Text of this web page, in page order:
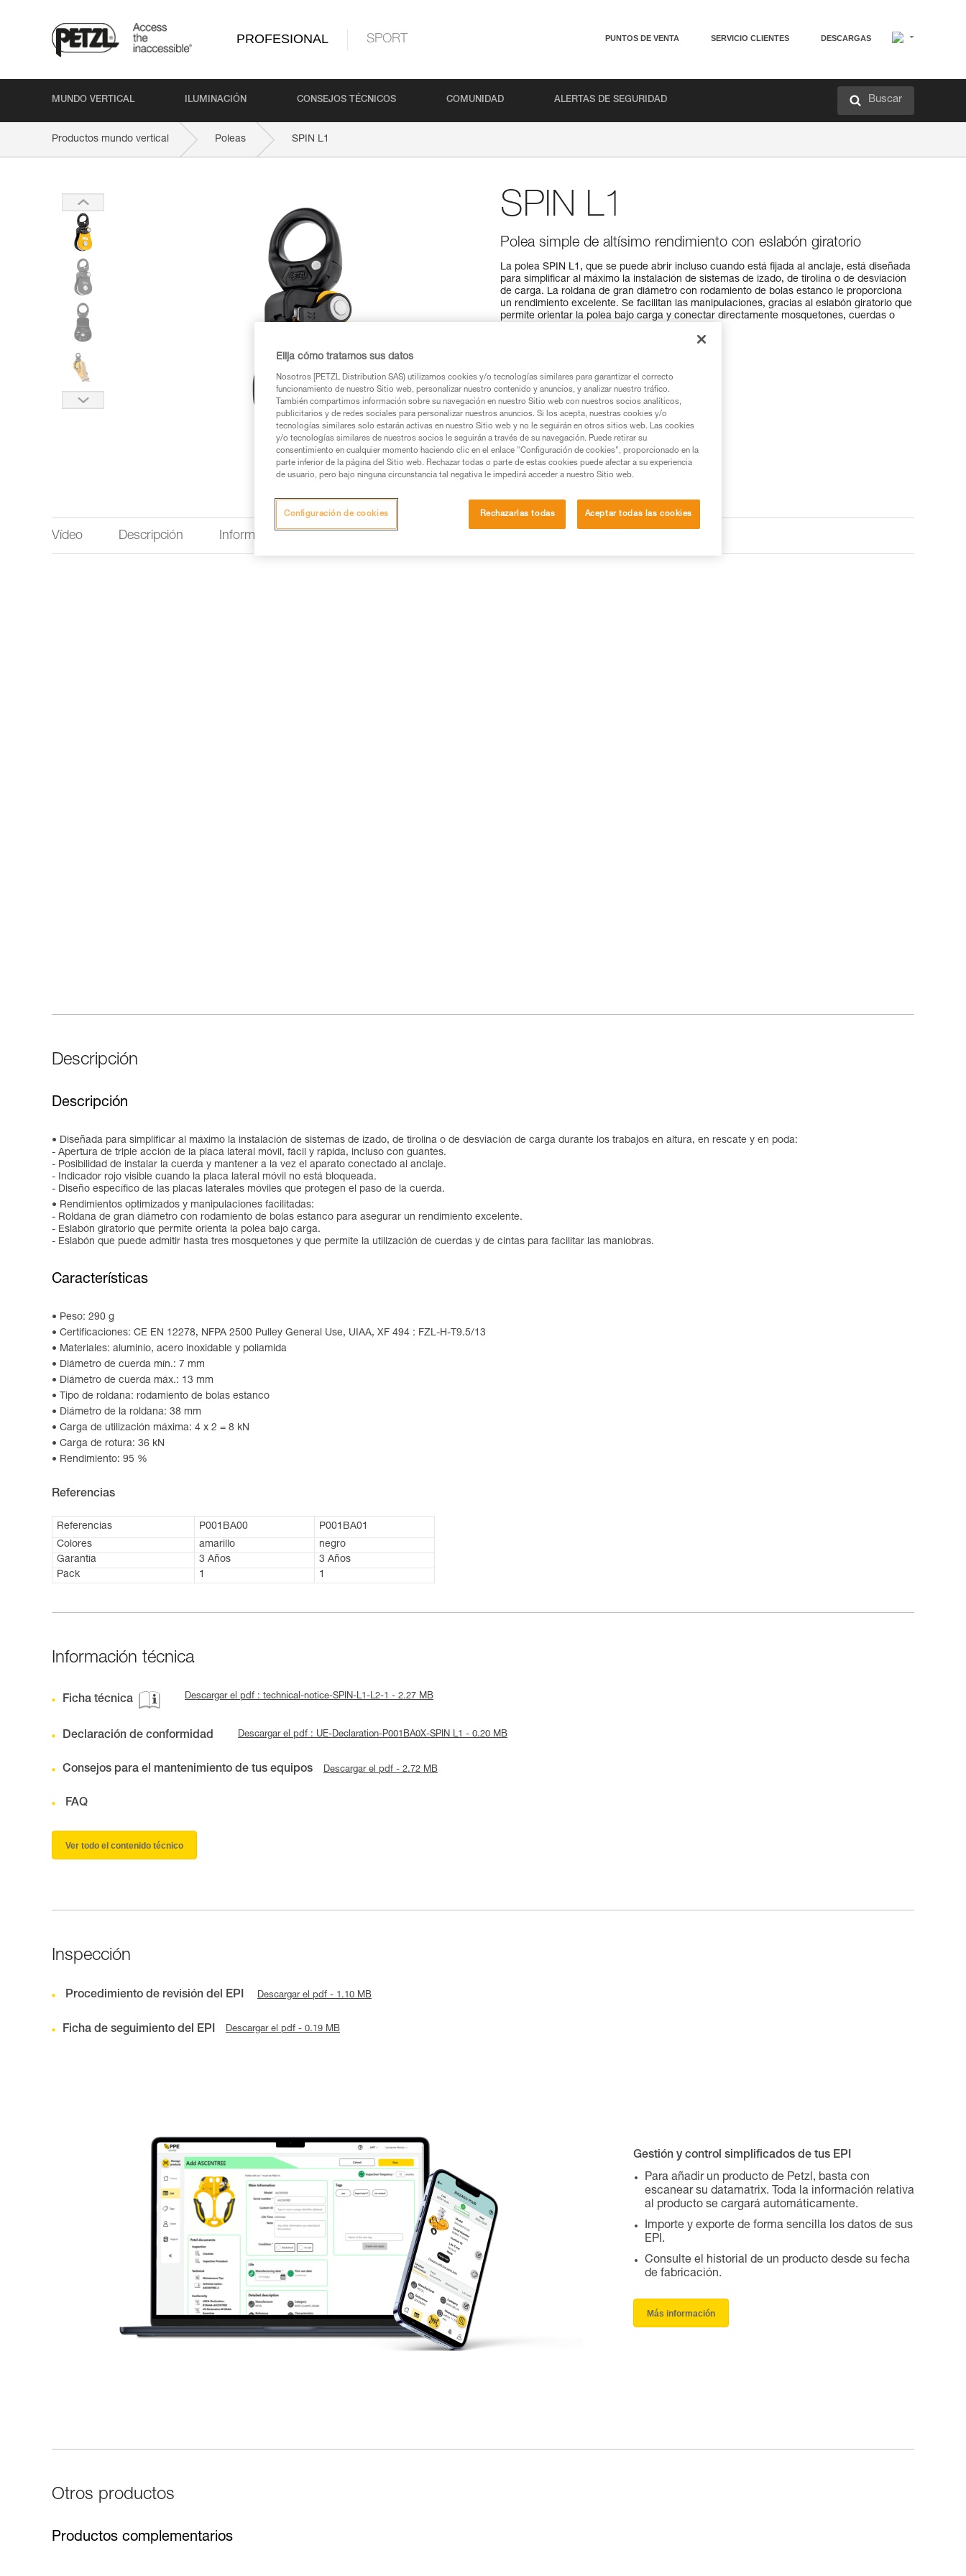
PROFESIONAL SPORT PUNTOS DE VENTA SERVICIO CLIENTES DESCARGAS
MUNDO VERTICAL ILUMINACIÓN CONSEJOS TÉCNICOS COMUNIDAD ALERTAS DE SEGURIDAD Buscar
Productos mundo vertical Poleas SPIN L1
SPIN L1
Polea simple de altísimo rendimiento con eslabón giratorio
La polea SPIN L1, que se puede abrir incluso cuando está fijada al anclaje, está diseñada
para simplificar al máximo la instalación de sistemas de izado, de tirolina o de desviación
de carga. La roldana de gran diámetro con rodamiento de bolas estanco le proporciona
un rendimiento excelente. Se facilitan las manipulaciones, gracias al eslabón giratorio que
permite orientar la polea bajo carga y conectar directamente mosquetones, cuerdas o
Vídeo Descripción Información técnica
Descripción
Descripción
Diseñada para simplificar al máximo la instalación de sistemas de izado, de tirolina o de desviación de carga durante los trabajos en altura, en rescate y en poda:
- Apertura de triple acción de la placa lateral móvil, fácil y rápida, incluso con guantes.
- Posibilidad de instalar la cuerda y mantener a la vez el aparato conectado al anclaje.
- Indicador rojo visible cuando la placa lateral móvil no está bloqueada.
- Diseño específico de las placas laterales móviles que protegen el paso de la cuerda.
Rendimientos optimizados y manipulaciones facilitadas:
- Roldana de gran diámetro con rodamiento de bolas estanco para asegurar un rendimiento excelente.
- Eslabón giratorio que permite orienta la polea bajo carga.
- Eslabón que puede admitir hasta tres mosquetones y que permite la utilización de cuerdas y de cintas para facilitar las maniobras.
Características
Peso: 290 g
Certificaciones: CE EN 12278, NFPA 2500 Pulley General Use, UIAA, XF 494 : FZL-H-T9.5/13
Materiales: aluminio, acero inoxidable y poliamida
Diámetro de cuerda mín.: 7 mm
Diámetro de cuerda máx.: 13 mm
Tipo de roldana: rodamiento de bolas estanco
Diámetro de la roldana: 38 mm
Carga de utilización máxima: 4 x 2 = 8 kN
Carga de rotura: 36 kN
Rendimiento: 95 %
Referencias
Referencias P001BA00
P001BA01
Colores
amarillo
negro
Garantía
3 Años
3 Años
Pack
1 1
Información técnica
Ficha técnica Descargar el pdf : technical-notice-SPIN-L1-L2-1 - 2.27 MB
Declaración de conformidad Descargar el pdf : UE-Declaration-P001BA0X-SPIN L1 - 0.20 MB
Consejos para el mantenimiento de tus equipos Descargar el pdf - 2.72 MB
FAQ
Ver todo el contenido técnico
Inspección
Procedimiento de revisión del EPI Descargar el pdf - 1.10 MB
Ficha de seguimiento del EPI Descargar el pdf - 0.19 MB
Gestión y control simplificados de tus EPI
Para añadir un producto de Petzl, basta con
escanear su datamatrix. Toda la información relativa
al producto se cargará automáticamente.
Importe y exporte de forma sencilla los datos de sus
EPI.
Consulte el historial de un producto desde su fecha
de fabricación.
Más información
Otros productos
Productos complementarios
Elija cómo tratamos sus datos
Nosotros [PETZL Distribution SAS) utilizamos cookies y/o tecnologías similares para garantizar el correcto
funcionamiento de nuestro Sitio web, personalizar nuestro contenido y anuncios, y analizar nuestro tráfico.
También compartimos información sobre su navegación en nuestro Sitio web con nuestros socios analíticos,
publicitarios y de redes sociales para personalizar nuestros anuncios. Si los acepta, nuestras cookies y/o
tecnologías similares solo estarán activas en nuestro Sitio web y no le seguirán en otros sitios web. Las cookies
y/o tecnologías similares de nuestros socios le seguirán a través de su navegación. Puede retirar su
consentimiento en cualquier momento haciendo clic en el enlace "Configuración de cookies", proporcionado en la
parte inferior de la página del Sitio web. Rechazar todas o parte de estas cookies puede afectar a su experiencia
de usuario, pero bajo ninguna circunstancia tal negativa le impedirá acceder a nuestro Sitio web.
Rechazarlas todas Aceptar todas las cookies
Configuración de cookies